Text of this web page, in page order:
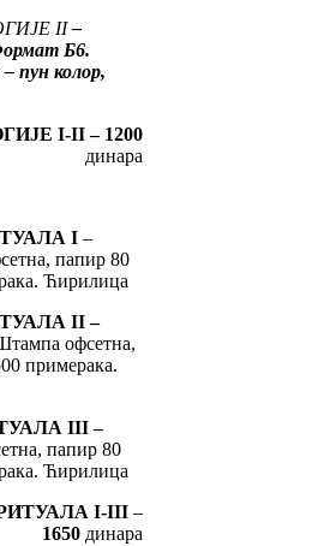
II–
Б6.
пун колор,
I-II – 1200
динара
I –
папир 80
Ћирилица
II –
офсетна,
примерака.
III –
папир 80
Ћирилица
I-III –
1650 динара